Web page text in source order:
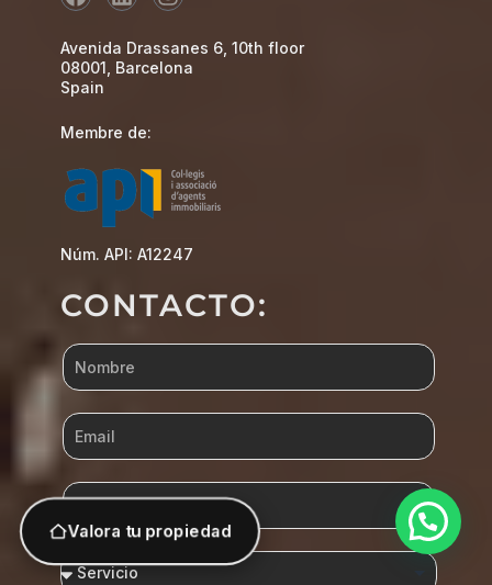
Avenida Drassanes 6, 10th floor
08001, Barcelona
Spain
Membre de:
Núm. API: A12247
CONTACTO:
Valora tu propiedad